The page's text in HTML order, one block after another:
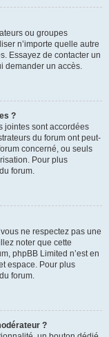
ou groupes
n’importe quelle autre
Essayez de contacter un
demander un accès.
?
jointes sont accordées
du forum ont peut-
concerné, ou seuls
Pour plus
forum.
ne respectez pas une
noter que cette
phpBB Limited n’est en
espace. Pour plus
forum.
?